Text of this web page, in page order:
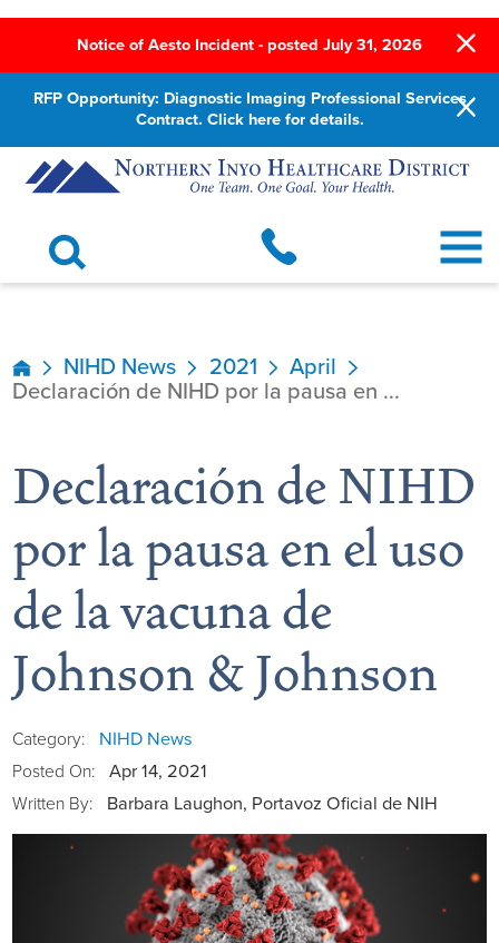
Notice of Aesto Incident - posted July 31, 2026
RFP Opportunity: Diagnostic Imaging Professional Services
Contract. Click here for details.
Board of Directors
District Administration
District Transparency
Mission, Vision, & Values
NIHD Joint Commission Accredited
Our Affiliations
Allergy
Anesthesia
Behavioral Health
Breast Health Center
Bronco Clinic
Blog
Calendar of Events
Campus Map
NIHD News 2021
April
Declaración de NIHD por la pausa en ...
Declaración de NIHD
por la pausa en el uso
de la vacuna de
Johnson & Johnson
Category: NIHD News
Posted On: Apr 14, 2021
Written By: Barbara Laughon, Portavoz Oficial de NIH